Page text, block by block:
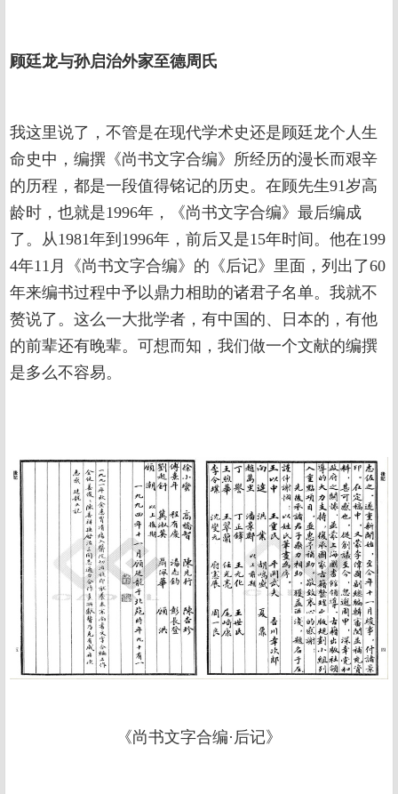
顾廷龙与孙启治外家至德周氏
我这里说了，不管是在现代学术史还是顾廷龙个人生
命史中，编撰《尚书文字合编》所经历的漫长而艰辛
的历程，都是一段值得铭记的历史。在顾先生91岁高
龄时，也就是1996年，《尚书文字合编》最后编成
了。从1981年到1996年，前后又是15年时间。他在199
4年11月《尚书文字合编》的《后记》里面，列出了60
年来编书过程中予以鼎力相助的诸君子名单。我就不
赘说了。这么一大批学者，有中国的、日本的，有他
的前辈还有晚辈。可想而知，我们做一个文献的编撰
是多么不容易。
《尚书文字合编·后记》